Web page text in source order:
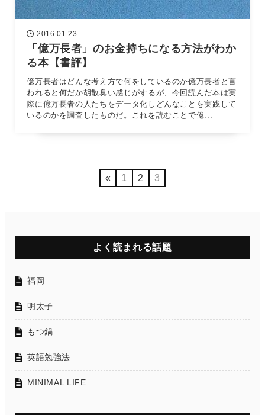
2016.01.23
「億万長者」のお金持ちになる方法がわか
る本【書評】
億万長者はどんな考え方で何をしているのか億万長者と言
われると何だか胡散臭い感じがするが、今回読んだ本は実
際に億万長者の人たちをデータ化しどんなことを実践して
いるのかを調査したものだ。これを読むことで億...
« 1 2 3
よく読まれる話題
福岡
明太子
もつ鍋
英語勉強法
MINIMAL LIFE